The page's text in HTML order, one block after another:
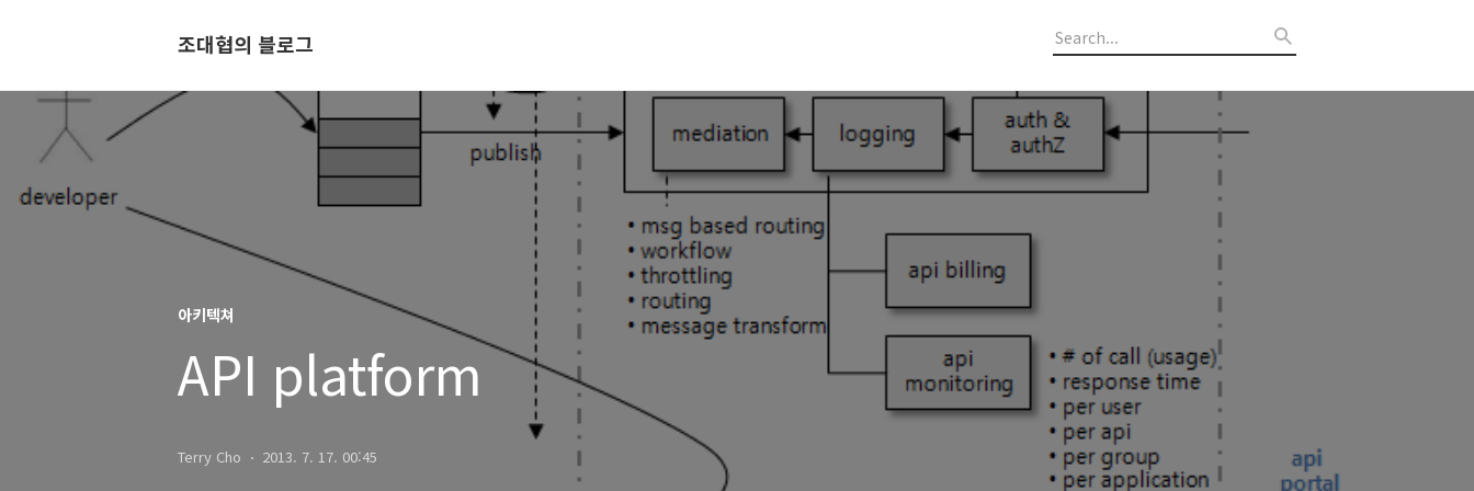
조대협의 블로그
아키텍쳐
API platform
Terry Cho 2013. 7. 17. 00:45